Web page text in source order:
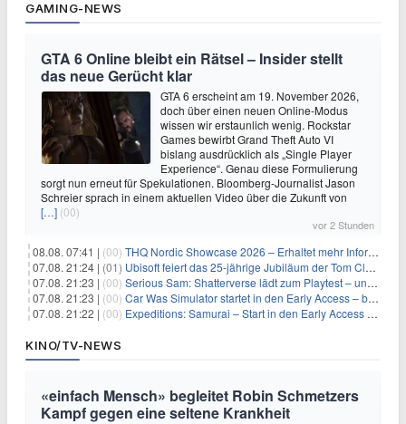
GAMING-NEWS
GTA 6 Online bleibt ein Rätsel – Insider stellt
das neue Gerücht klar
GTA 6 erscheint am 19. November 2026,
doch über einen neuen Online-Modus
wissen wir erstaunlich wenig. Rockstar
Games bewirbt Grand Theft Auto VI
bislang ausdrücklich als „Single Player
Experience“. Genau diese Formulierung
sorgt nun erneut für Spekulationen. Bloomberg-Journalist Jason
Schreier sprach in einem aktuellen Video über die Zukunft von
[…] (00)
vor 2 Stunden
08.08. 07:41 | (00) THQ Nordic Showcase 2026 – Erhaltet mehr Informationen
07.08. 21:24 | (01) Ubisoft feiert das 25-jährige Jubiläum der Tom Clancy’s Ghost Recon-Reihe
07.08. 21:23 | (00) Serious Sam: Shatterverse lädt zum Playtest – und erscheint schon bald!
07.08. 21:23 | (00) Car Was Simulator startet in den Early Access – bald gehts los!
07.08. 21:22 | (00) Expeditions: Samurai – Start in den Early Access ab heute im feudalen Japan
KINO/TV-NEWS
«einfach Mensch» begleitet Robin Schmetzers
Kampf gegen eine seltene Krankheit